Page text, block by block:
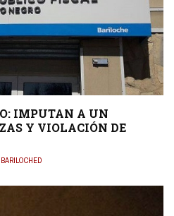
IMPUTAN A UN
Y VIOLACIÓN DE
BARILOCHED